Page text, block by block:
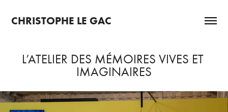
CHRISTOPHE LE GAC
L’ATELIER DES MÉMOIRES VIVES ET
IMAGINAIRES